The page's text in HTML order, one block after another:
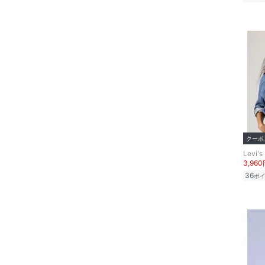
クー
Levi's
3,960
36ポ